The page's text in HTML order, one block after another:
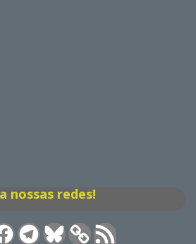
nossas redes!
TelegramBluesky Feed
RSS